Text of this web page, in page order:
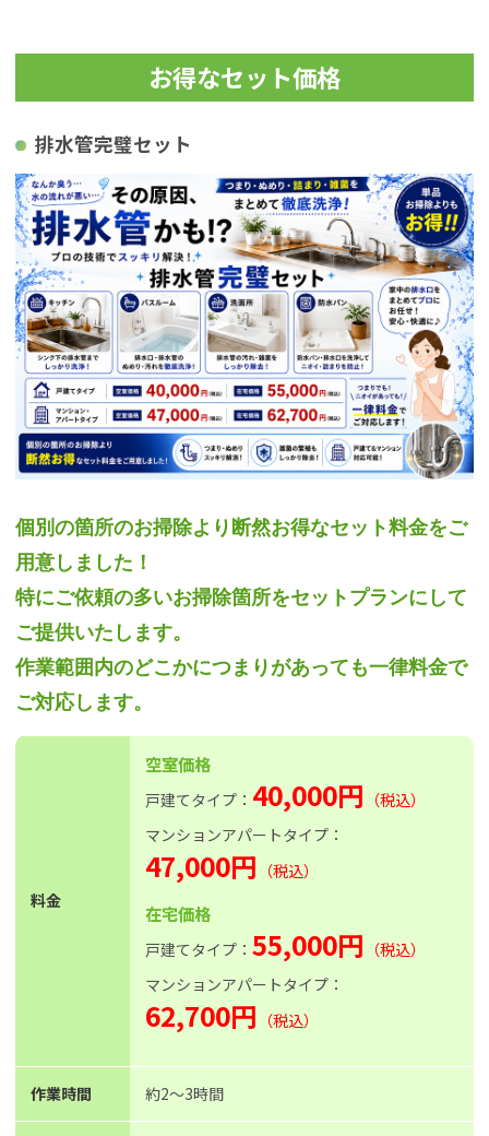
お得なセット価格
排水管完璧セット
個別の箇所のお掃除より断然お得なセット料金をご
用意しました！
特にご依頼の多いお掃除箇所をセットプランにして
ご提供いたします。
作業範囲内のどこかにつまりがあっても一律料金で
ご対応します。
料金
空室価格
戸建てタイプ： 40,000円 （税込）
マンションアパートタイプ：
47,000円 （税込）
在宅価格
戸建てタイプ： 55,000円 （税込）
マンションアパートタイプ：
62,700円 （税込）
作業時間 約2〜3時間